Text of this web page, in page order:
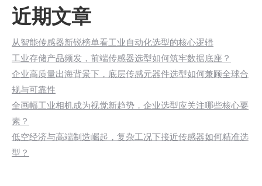
近期文章
从智能传感器新锐榜单看工业自动化选型的核心逻辑
工业存储产品频发，前端传感器选型如何筑牢数据底座？
企业高质量出海背景下，底层传感元器件选型如何兼顾全球合
规与可靠性
全画幅工业相机成为视觉新趋势，企业选型应关注哪些核心要
素？
低空经济与高端制造崛起，复杂工况下接近传感器如何精准选
型？